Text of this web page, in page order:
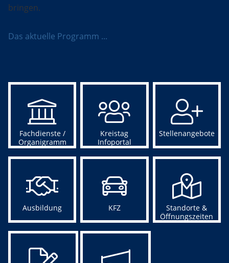
bringen.
Das aktuelle Programm ...
Fachdienste /
Organigramm
Kreistag
Infoportal
Stellenangebote
Ausbildung KFZ
Standorte &
Öffnungszeiten